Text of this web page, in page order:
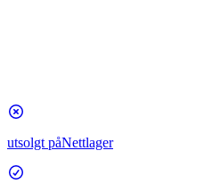
utsolgt påNettlager